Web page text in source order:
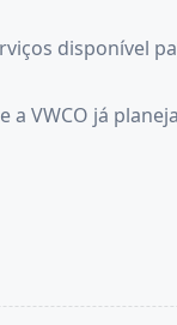
disponível
VWCO já